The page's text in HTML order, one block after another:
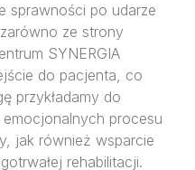
sprawności po udarze
ze strony
SYNERGIA
do pacjenta, co
przykładamy do
procesu
jak również wsparcie
rehabilitacji.